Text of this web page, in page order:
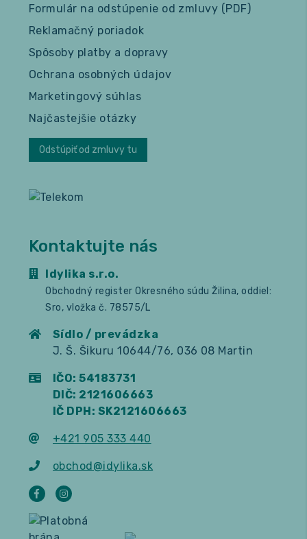
Formulár na odstúpenie od zmluvy (PDF)
Reklamačný poriadok
Spôsoby platby a dopravy
Ochrana osobných údajov
Marketingový súhlas
Najčastejšie otázky
Odstúpiť od zmluvy tu
Kontaktujte nás
Idylika s.r.o.
Obchodný register Okresného súdu Žilina, oddiel:
Sro, vložka č. 78575/L
Sídlo / prevádzka
J. Š. Šikuru 10644/76, 036 08 Martin
IČO: 54183731
DIČ: 2121606663
IČ DPH: SK2121606663
+421 905 333 440
obchod@idylika.sk